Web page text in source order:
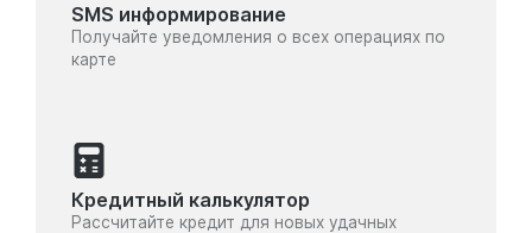
SMS информирование
Получайте уведомления о всех операциях по
карте
Кредитный калькулятор
Рассчитайте кредит для новых удачных